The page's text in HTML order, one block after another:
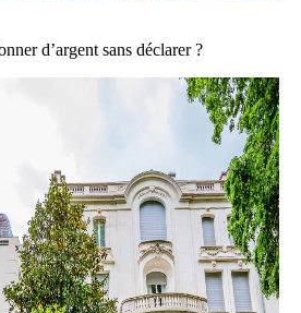
d’argent sans déclarer ?